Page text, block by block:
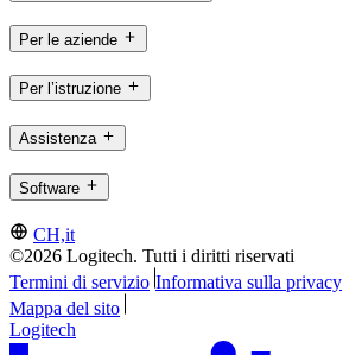
Per le aziende
Per l’istruzione
Assistenza
Software
CH,it
©2026 Logitech. Tutti i diritti riservati
Termini di servizio Informativa sulla privacy
Mappa del sito
Logitech